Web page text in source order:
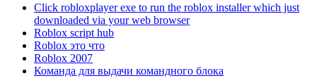
Click robloxplayer exe to run the roblox installer which just
downloaded via your web browser
Roblox script hub
Roblox это что
Roblox 2007
Команда для выдачи командного блока